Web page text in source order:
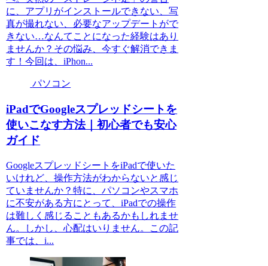
に、アプリがインストールできない、写
真が撮れない、必要なアップデートがで
きない…なんてことになった経験はあり
ませんか？その悩み、今すぐ解消できま
す！今回は、iPhon...
パソコン
iPadでGoogleスプレッドシートを
使いこなす方法｜初心者でも安心
ガイド
GoogleスプレッドシートをiPadで使いた
いけれど、操作方法がわからないと感じ
ていませんか？特に、パソコンやスマホ
に不安がある方にとって、iPadでの操作
は難しく感じることもあるかもしれませ
ん。しかし、心配はいりません。この記
事では、i...